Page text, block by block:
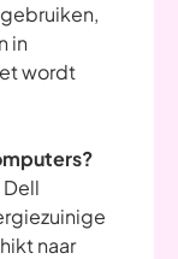
in
wordt
naar